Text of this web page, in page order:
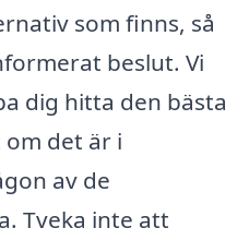
som finns, så
beslut. Vi
dig hitta den bästa
det är i
av de
Tveka inte att